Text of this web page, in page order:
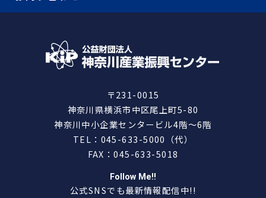
〒231-0015
神奈川県横浜市中区尾上町5-80
神奈川中小企業センタービル4階～6階
TEL：045-633-5000（代）
FAX：045-633-5018
Follow Me!!
公式SNSでも最新情報配信中!!